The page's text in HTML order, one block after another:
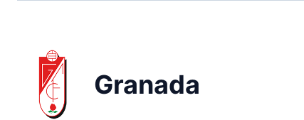
Granada